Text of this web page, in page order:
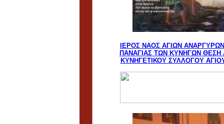
ΙΕΡΟΣ ΝΑΟΣ ΑΓΙΩΝ
ΠΑΝΑΓΙΑΣ ΤΩΝ ΚΥΝΗΓΩΝ ΘΕΣΗ
ΚΥΝΗΓΕΤΙΚΟΥ ΣΥΛΛΟΓΟΥ